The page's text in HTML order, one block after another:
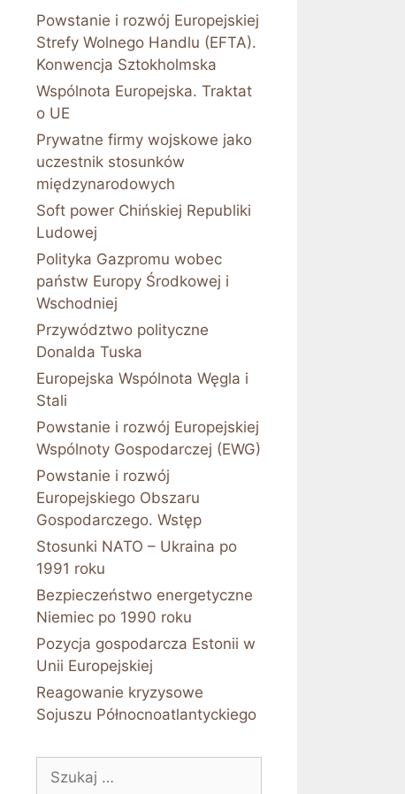
Powstanie i rozwój Europejskiej
Strefy Wolnego Handlu (EFTA).
Konwencja Sztokholmska
Wspólnota Europejska. Traktat
o UE
Prywatne firmy wojskowe jako
uczestnik stosunków
międzynarodowych
Soft power Chińskiej Republiki
Ludowej
Polityka Gazpromu wobec
państw Europy Środkowej i
Wschodniej
Przywództwo polityczne
Donalda Tuska
Europejska Wspólnota Węgla i
Stali
Powstanie i rozwój Europejskiej
Wspólnoty Gospodarczej (EWG)
Powstanie i rozwój
Europejskiego Obszaru
Gospodarczego. Wstęp
Stosunki NATO – Ukraina po
1991 roku
Bezpieczeństwo energetyczne
Niemiec po 1990 roku
Pozycja gospodarcza Estonii w
Unii Europejskiej
Reagowanie kryzysowe
Sojuszu Północnoatlantyckiego
Szukaj: